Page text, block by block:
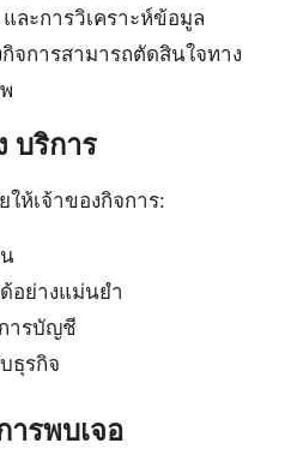
ละการวิเคราะห์ข้อมูล
กิจการสามารถตัดสินใจทาง
บริการ
ห้เจ้าของกิจการ:
อย่างแม่นยำ
ารบัญชี
ธุรกิจ
รพบเจอ